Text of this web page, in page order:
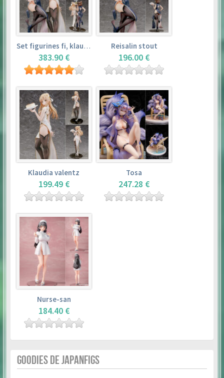
Set figurines fi, klaudia valentz, reisalin stout
383.90 €
Reisalin stout
196.00 €
Klaudia valentz
199.49 €
Tosa
247.28 €
Nurse-san
184.40 €
GOODIES DE JAPANFIGS